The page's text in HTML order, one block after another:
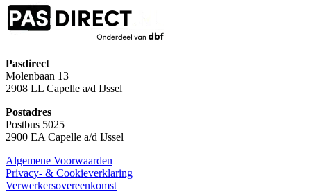
Pasdirect
Molenbaan 13
2908 LL Capelle a/d IJssel
Postadres
Postbus 5025
2900 EA Capelle a/d IJssel
Algemene Voorwaarden
Privacy- & Cookieverklaring
Verwerkersovereenkomst